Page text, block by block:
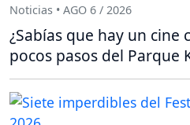
Noticias • AGO 6 / 2026
¿Sabías que hay un cine
pocos pasos del Parque